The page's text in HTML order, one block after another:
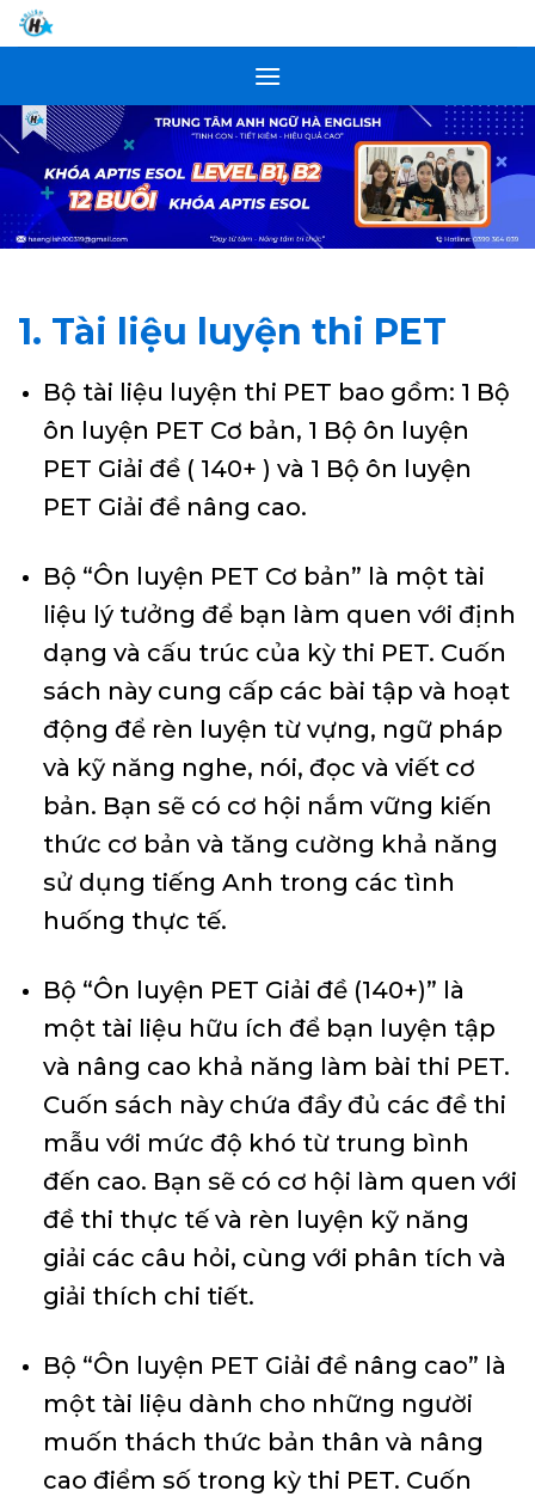
Skip
to
1. Tài liệu luyện thi PET
Bộ tài liệu luyện thi PET bao gồm: 1 Bộ
ôn luyện PET Cơ bản, 1 Bộ ôn luyện
PET Giải đề ( 140+ ) và 1 Bộ ôn luyện
PET Giải đề nâng cao.
Bộ “Ôn luyện PET Cơ bản” là một tài
liệu lý tưởng để bạn làm quen với định
dạng và cấu trúc của kỳ thi PET. Cuốn
sách này cung cấp các bài tập và hoạt
động để rèn luyện từ vựng, ngữ pháp
và kỹ năng nghe, nói, đọc và viết cơ
bản. Bạn sẽ có cơ hội nắm vững kiến
thức cơ bản và tăng cường khả năng
sử dụng tiếng Anh trong các tình
huống thực tế.
Bộ “Ôn luyện PET Giải đề (140+)” là
một tài liệu hữu ích để bạn luyện tập
và nâng cao khả năng làm bài thi PET.
Cuốn sách này chứa đầy đủ các đề thi
mẫu với mức độ khó từ trung bình
đến cao. Bạn sẽ có cơ hội làm quen với
đề thi thực tế và rèn luyện kỹ năng
giải các câu hỏi, cùng với phân tích và
giải thích chi tiết.
Bộ “Ôn luyện PET Giải đề nâng cao” là
một tài liệu dành cho những người
muốn thách thức bản thân và nâng
cao điểm số trong kỳ thi PET. Cuốn